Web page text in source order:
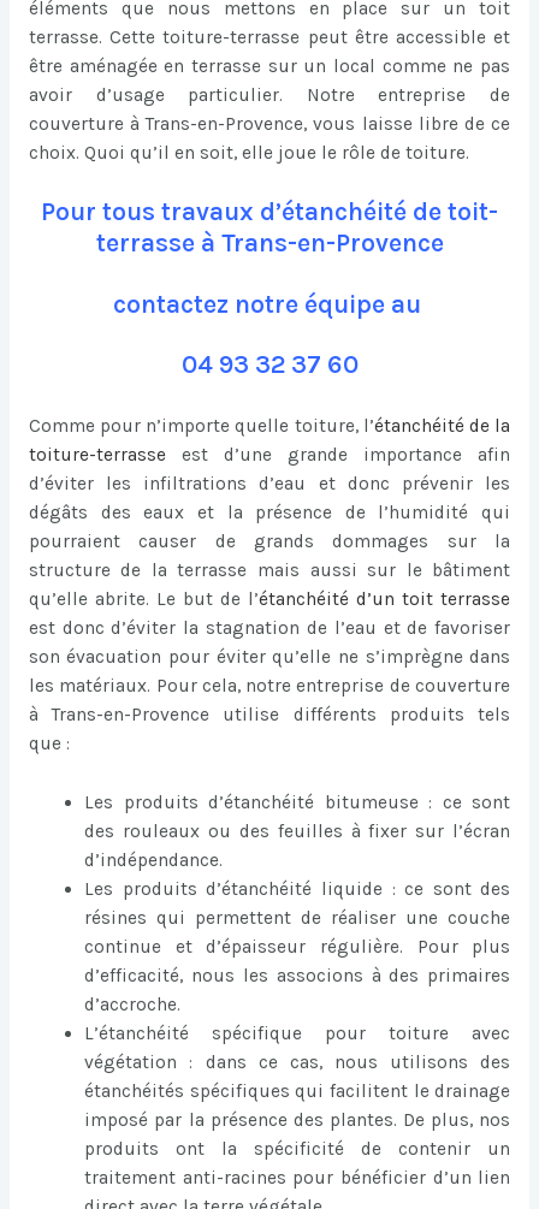
éléments que nous mettons en place sur un toit
terrasse. Cette toiture-terrasse peut être accessible et
être aménagée en terrasse sur un local comme ne pas
avoir d’usage particulier. Notre entreprise de
couverture à Trans-en-Provence, vous laisse libre de ce
choix. Quoi qu’il en soit, elle joue le rôle de toiture.
Pour tous travaux d’étanchéité de toit-
terrasse à Trans-en-Provence
contactez notre équipe au
04 93 32 37 60
Comme pour n’importe quelle toiture, l’étanchéité de la
toiture-terrasseest d’une grande importance afin
d’éviter les infiltrations d’eau et donc prévenir les
dégâts des eaux et la présence de l’humidité qui
pourraient causer de grands dommages sur la
structure de la terrasse mais aussi sur le bâtiment
qu’elle abrite. Le but de l’étanchéité d’un toit terrasse
est donc d’éviter la stagnation de l’eau et de favoriser
son évacuation pour éviter qu’elle ne s’imprègne dans
les matériaux. Pour cela, notre entreprise de couverture
à Trans-en-Provence utilise différents produits tels
que :
Les produits d’étanchéité bitumeuse : ce sont
des rouleaux ou des feuilles à fixer sur l’écran
d’indépendance.
Les produits d’étanchéité liquide : ce sont des
résines qui permettent de réaliser une couche
continue et d’épaisseur régulière. Pour plus
d’efficacité, nous les associons à des primaires
d’accroche.
L’étanchéité spécifique pour toiture avec
végétation : dans ce cas, nous utilisons des
étanchéités spécifiques qui facilitent le drainage
imposé par la présence des plantes. De plus, nos
produits ont la spécificité de contenir un
traitement anti-racines pour bénéficier d’un lien